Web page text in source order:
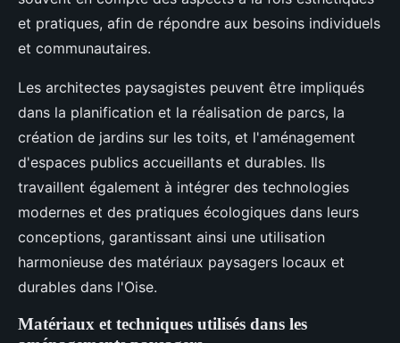
et pratiques, afin de répondre aux besoins individuels
et communautaires.
Les architectes paysagistes peuvent être impliqués
dans la planification et la réalisation de parcs, la
création de jardins sur les toits, et l'aménagement
d'espaces publics accueillants et durables. Ils
travaillent également à intégrer des technologies
modernes et des pratiques écologiques dans leurs
conceptions, garantissant ainsi une utilisation
harmonieuse des matériaux paysagers locaux et
durables dans l'Oise.
Matériaux et techniques utilisés dans les